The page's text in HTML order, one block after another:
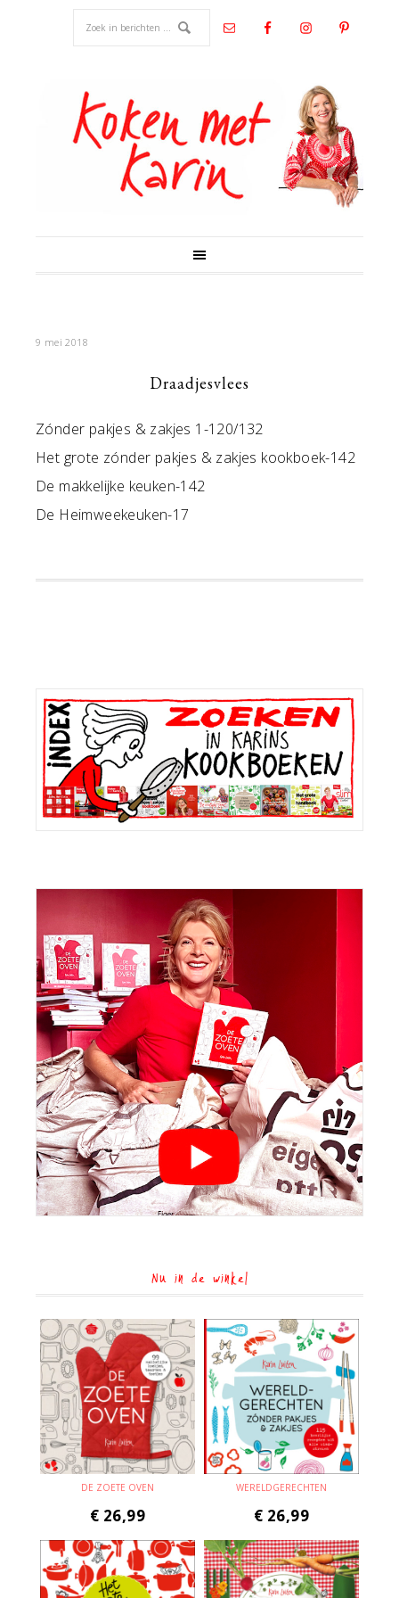
9 mei 2018
Draadjesvlees
Zónder pakjes & zakjes 1-120/132
Het grote zónder pakjes & zakjes kookboek-142
De makkelijke keuken-142
De Heimweekeuken-17
Primaire
Sidebar
Nu in de winkel
DE ZOETE OVEN
€ 26,99
WERELDGERECHTEN
€ 26,99